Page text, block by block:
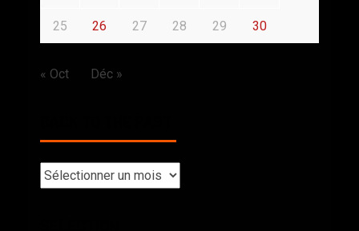
25 26 27 28 29 30
« Oct Déc »